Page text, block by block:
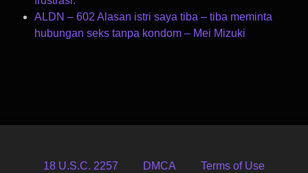
ALDN – 602 Alasan istri saya tiba – tiba meminta
hubungan seks tanpa kondom – Mei Mizuki
18 U.S.C. 2257 DMCA
Terms of Use